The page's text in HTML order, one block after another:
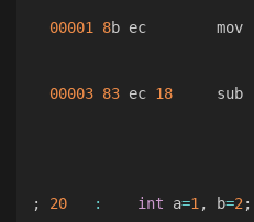
00001 8b ec        mov
00003 83 ec 18
sub
; 20 : int a=1, b=2;